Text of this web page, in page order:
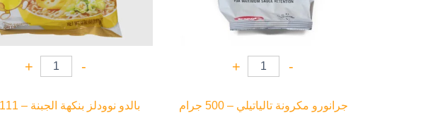
-
+
جرانورو مكرونة تالياتيلي – 500 جرام
-
+
بالدو نوودلز بنكهة الجبنة – 111 جرام